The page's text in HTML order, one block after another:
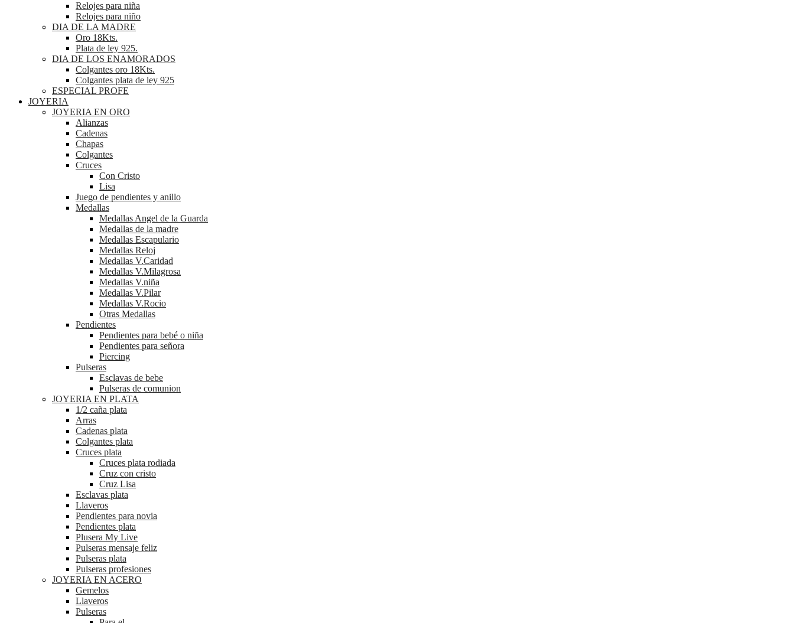
Relojes para niña
Relojes para niño
DIA DE LA MADRE
Oro 18Kts.
Plata de ley 925.
DIA DE LOS ENAMORADOS
Colgantes oro 18Kts.
Colgantes plata de ley 925
ESPECIAL PROFE
JOYERIA
JOYERIA EN ORO
Alianzas
Cadenas
Chapas
Colgantes
Cruces
Con Cristo
Lisa
Juego de pendientes y anillo
Medallas
Medallas Angel de la Guarda
Medallas de la madre
Medallas Escapulario
Medallas Reloj
Medallas V.Caridad
Medallas V.Milagrosa
Medallas V.niña
Medallas V.Pilar
Medallas V.Rocio
Otras Medallas
Pendientes
Pendientes para bebé o niña
Pendientes para señora
Piercing
Pulseras
Esclavas de bebe
Pulseras de comunion
JOYERIA EN PLATA
1/2 caña plata
Arras
Cadenas plata
Colgantes plata
Cruces plata
Cruces plata rodiada
Cruz con cristo
Cruz Lisa
Esclavas plata
Llaveros
Pendientes para novia
Pendientes plata
Plusera My Live
Pulseras mensaje feliz
Pulseras plata
Pulseras profesiones
JOYERIA EN ACERO
Gemelos
Llaveros
Pulseras